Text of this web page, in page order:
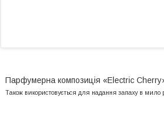
Парфумерна композиція «Electric
Також використовується для надання запаху в